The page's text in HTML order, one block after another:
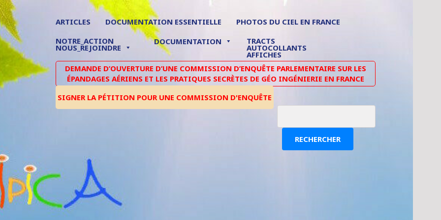
ARTICLES DOCUMENTATION ESSENTIELLE
PHOTOS DU CIEL EN FRANCE
NOTRE_ACTION
NOUS_REJOINDRE
DOCUMENTATION TRACTS
AUTOCOLLANTS
AFFICHES
DEMANDE D’OUVERTURE D’UNE COMMISSION D’ENQUÊTE PARLEMENTAIRE SUR LES
ÉPANDAGES AÉRIENS ET LES PRATIQUES SECRÈTES DE GÉO INGÉNIERIE EN FRANCE
SIGNER LA PÉTITION POUR UNE COMMISSION D'ENQUÊTE
RECHERCHER